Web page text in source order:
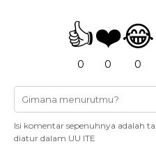
👍
0
❤️
0
😂
0
Isi komentar sepenuhnya adalah
diatur dalam UU ITE